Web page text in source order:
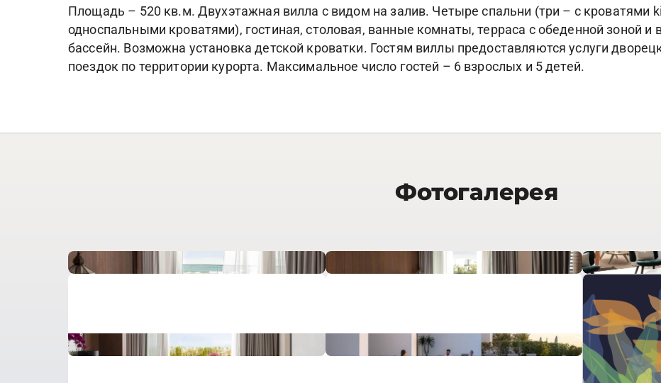
Площадь – 520 кв.м. Двухэтажная вилла с видом на залив. Четыре спальни (три – с кроватями
односпальными кроватями), гостиная, столовая, ванные комнаты, терраса с обеденной зоной
бассейн. Возможна установка детской кроватки. Гостям виллы предоставляются услуги
поездок по территории курорта. Максимальное число гостей – 6 взрослых и 5 детей.
Фотогалерея